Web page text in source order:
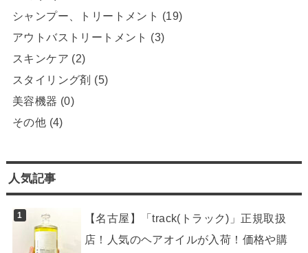
シャンプー、トリートメント (19)
アウトバストリートメント (3)
スキンケア (2)
スタイリング剤 (5)
美容機器 (0)
その他 (4)
人気記事
【名古屋】「track(トラック)」正規取扱
店！人気のヘアオイルが入荷！価格や購